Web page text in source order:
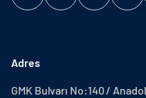
Adres
GMK Bulvarı No:140 /